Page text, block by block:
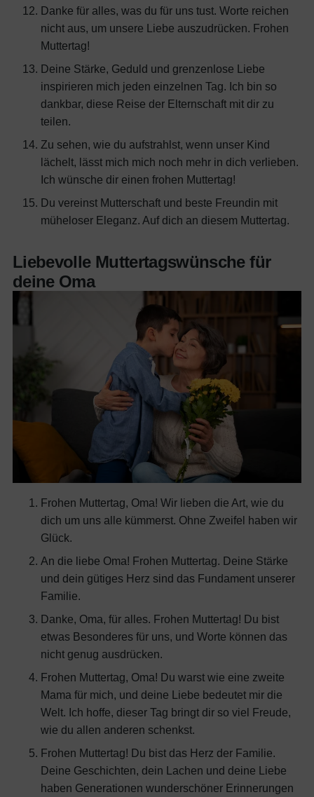
Danke für alles, was du für uns tust. Worte reichen
nicht aus, um unsere Liebe auszudrücken. Frohen
Muttertag!
Deine Stärke, Geduld und grenzenlose Liebe
inspirieren mich jeden einzelnen Tag. Ich bin so
dankbar, diese Reise der Elternschaft mit dir zu
teilen.
Zu sehen, wie du aufstrahlst, wenn unser Kind
lächelt, lässt mich mich noch mehr in dich verlieben.
Ich wünsche dir einen frohen Muttertag!
Du vereinst Mutterschaft und beste Freundin mit
müheloser Eleganz. Auf dich an diesem Muttertag.
Liebevolle Muttertagswünsche für
deine Oma
Frohen Muttertag, Oma! Wir lieben die Art, wie du
dich um uns alle kümmerst. Ohne Zweifel haben wir
Glück.
An die liebe Oma! Frohen Muttertag. Deine Stärke
und dein gütiges Herz sind das Fundament unserer
Familie.
Danke, Oma, für alles. Frohen Muttertag! Du bist
etwas Besonderes für uns, und Worte können das
nicht genug ausdrücken.
Frohen Muttertag, Oma! Du warst wie eine zweite
Mama für mich, und deine Liebe bedeutet mir die
Welt. Ich hoffe, dieser Tag bringt dir so viel Freude,
wie du allen anderen schenkst.
Frohen Muttertag! Du bist das Herz der Familie.
Deine Geschichten, dein Lachen und deine Liebe
haben Generationen wunderschöner Erinnerungen